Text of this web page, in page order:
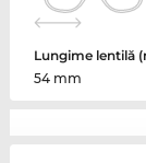
Lungime lentilă
54 mm